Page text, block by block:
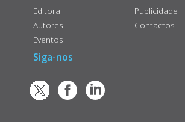
Editora
Autores
Eventos
Publicidade
Contactos
Siga-nos